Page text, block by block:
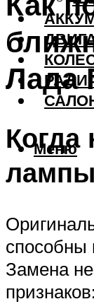
Меню
Лада
Когда
лампы
способны
Замена
признаков: